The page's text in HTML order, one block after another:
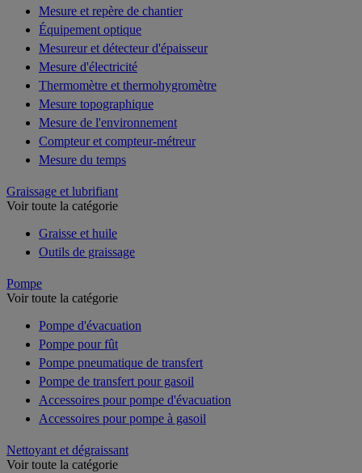
Mesure et repère de chantier
Équipement optique
Mesureur et détecteur d'épaisseur
Mesure d'électricité
Thermomètre et thermohygromètre
Mesure topographique
Mesure de l'environnement
Compteur et compteur-métreur
Mesure du temps
Graissage et lubrifiant
Voir toute la catégorie
Graisse et huile
Outils de graissage
Pompe
Voir toute la catégorie
Pompe d'évacuation
Pompe pour fût
Pompe pneumatique de transfert
Pompe de transfert pour gasoil
Accessoires pour pompe d'évacuation
Accessoires pour pompe à gasoil
Nettoyant et dégraissant
Voir toute la catégorie